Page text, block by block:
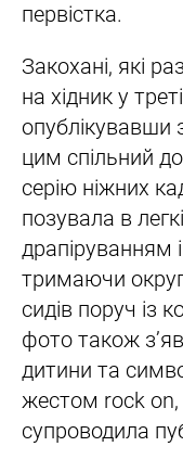
первістка.
Закохані, які
на хідник у
опублікувавши
цим спільний
серію ніжних
позувала в
драпіруванням
тримаючи
сидів поруч із
фото також
дитини та
жестом rock on,
супроводила